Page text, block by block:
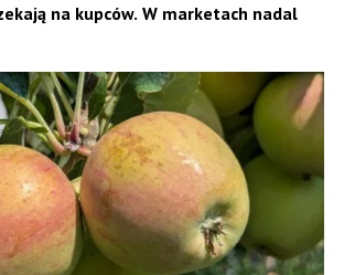
na kupców. W marketach nadal